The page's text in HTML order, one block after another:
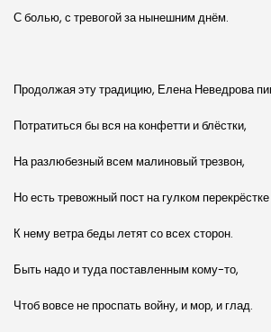
С болью, с тревогой за нынешним днём.
Продолжая эту традицию, Елена Неведрова
Потратиться бы вся на конфетти и блёстки,
На разлюбезный всем малиновый трезвон,
Но есть тревожный пост на гулком
К нему ветра беды летят со всех сторон.
Быть надо и туда поставленным кому-то,
Чтоб вовсе не проспать войну, и мор, и глад.